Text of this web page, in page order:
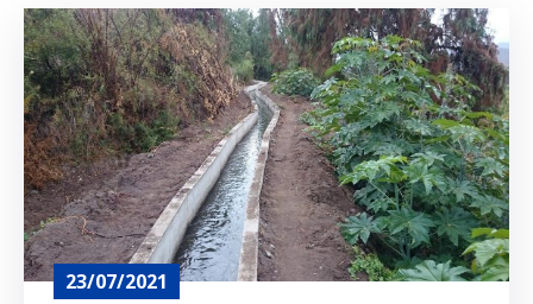
23/07/2021